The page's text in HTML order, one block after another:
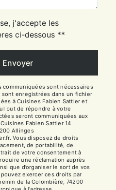
j'accepte les
ci-dessous **
Envoyer
sont nécessaires
enregistrées dans un fichier
à Cuisines Fabien Sattler et
but de répondre à votre
seront communiquées aux
Fabien Sattler 14
Allinges
Vous disposez de droits
de portabilité, de
de votre consentement à
une réclamation auprès
que d’organiser le sort de vos
exercer ces droits par
de la Colombière, 74200